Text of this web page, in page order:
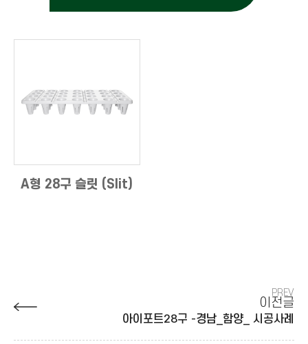
A형 28구 슬릿 (Slit)
PREV
이전글
아이포트28구 -경남_함양_ 시공사례